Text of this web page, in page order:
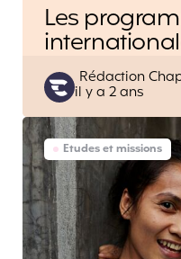
Les
Posted
by
Rédaction
il y a 2 ans
Etudes et missions